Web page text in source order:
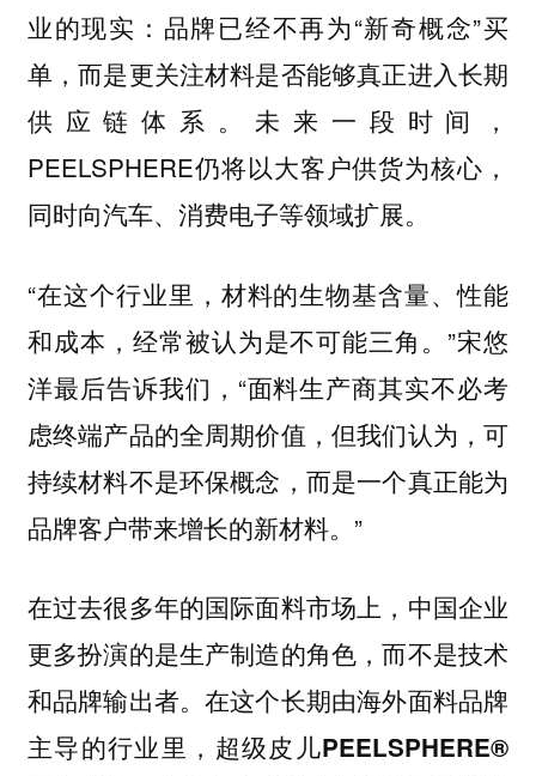
业的现实：品牌已经不再为“新奇概念”买
单，而是更关注材料是否能够真正进入长期
供应链体系。未来一段时间，
PEELSPHERE仍将以大客户供货为核心，
同时向汽车、消费电子等领域扩展。
“在这个行业里，材料的生物基含量、性能
和成本，经常被认为是不可能三角。”宋悠
洋最后告诉我们，“面料生产商其实不必考
虑终端产品的全周期价值，但我们认为，可
持续材料不是环保概念，而是一个真正能为
品牌客户带来增长的新材料。”
在过去很多年的国际面料市场上，中国企业
更多扮演的是生产制造的角色，而不是技术
和品牌输出者。在这个长期由海外面料品牌
主导的行业里， 超级皮儿PEELSPHERE®